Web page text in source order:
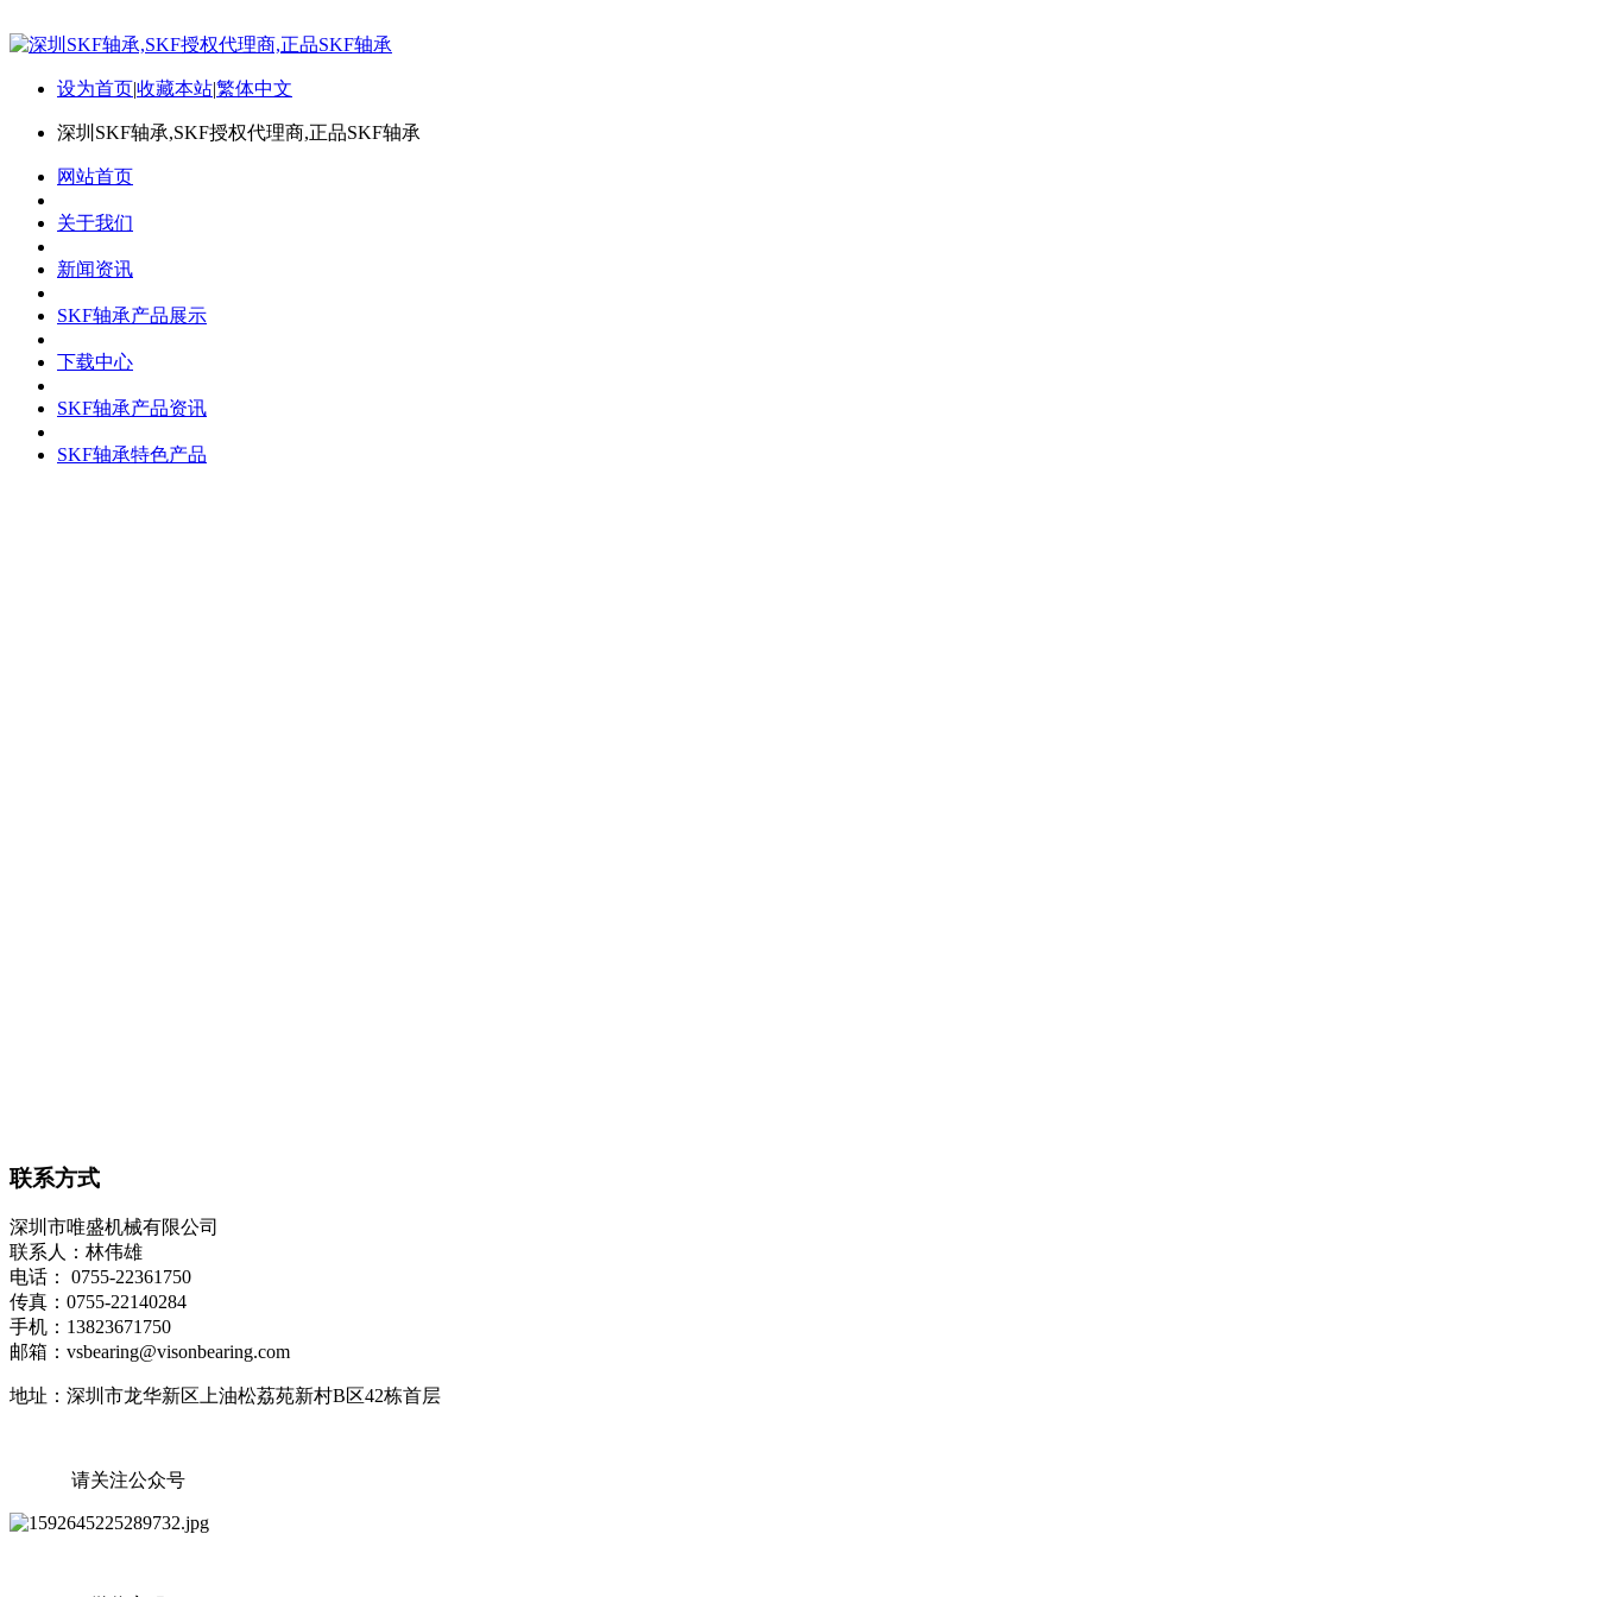
设为首页|收藏本站|繁体中文
深圳SKF轴承,SKF授权代理商,正品SKF轴承
网站首页
关于我们
新闻资讯
SKF轴承产品展示
下载中心
SKF轴承产品资讯
SKF轴承特色产品
联系方式
深圳市唯盛机械有限公司
联系人：林伟雄
电话： 0755-22361750
传真：0755-22140284
手机：13823671750
邮箱：vsbearing@visonbearing.com
地址：深圳市龙华新区上油松荔苑新村B区42栋首层
请关注公众号